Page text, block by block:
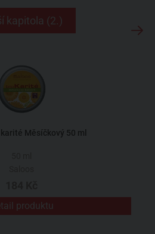
kapitola (2.)
Měsíčkový 50 ml
produktu